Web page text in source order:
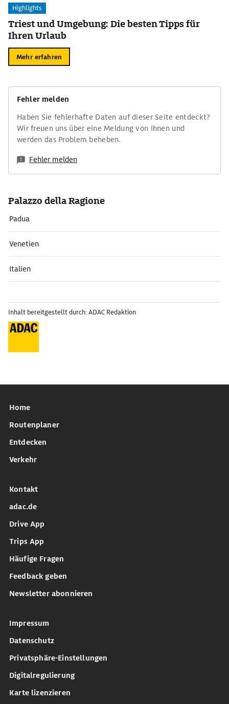
Highlights
Triest und Umgebung: Die besten Tipps für
Ihren Urlaub
Mehr erfahren
Fehler melden
Haben Sie fehlerhafte Daten auf dieser Seite entdeckt?
Wir freuen uns über eine Meldung von Ihnen und
werden das Problem beheben.
Fehler melden
Palazzo della Ragione
Padua
Venetien
Italien
Inhalt bereitgestellt durch: ADAC Redaktion
Home
Routenplaner
Entdecken
Verkehr
Kontakt
adac.de
Drive App
Trips App
Häufige Fragen
Feedback geben
Newsletter abonnieren
Impressum
Datenschutz
Privatsphäre-Einstellungen
Digitalregulierung
Karte lizenzieren